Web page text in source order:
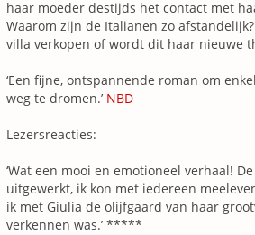
haar moeder destijds het contact met
Waarom zijn de Italianen zo
villa verkopen of wordt dit haar nieuwe
‘Een fijne, ontspannende roman om
weg te dromen.’ NBD
Lezersreacties:
‘Wat een mooi en emotioneel verhaal!
uitgewerkt, ik kon met iedereen
ik met Giulia de olijfgaard van haar
verkennen was.’ *****